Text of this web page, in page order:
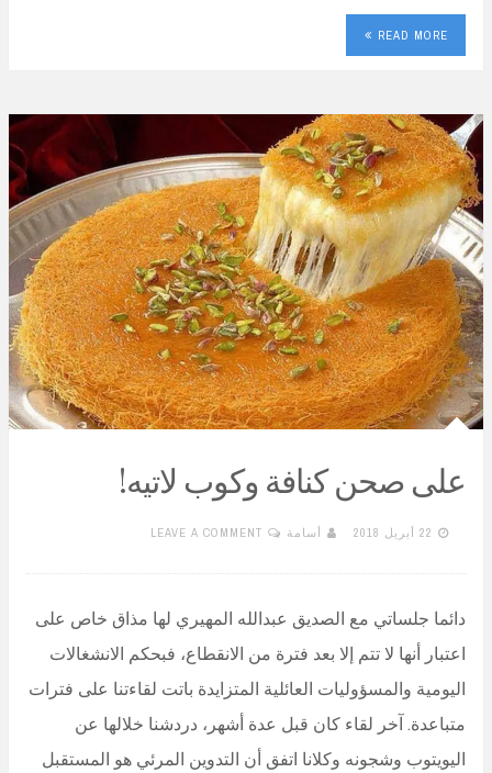
READ MORE
على صحن كنافة وكوب لاتيه!
22 أبريل 2018 أسامة LEAVE A COMMENT
دائما جلساتي مع الصديق عبدالله المهيري لها مذاق خاص على
اعتبار أنها لا تتم إلا بعد فترة من الانقطاع، فبحكم الانشغالات
اليومية والمسؤوليات العائلية المتزايدة باتت لقاءتنا على فترات
متباعدة. آخر لقاء كان قبل عدة أشهر، دردشنا خلالها عن
اليويتوب وشجونه وكلانا اتفق أن التدوين المرئي هو المستقبل